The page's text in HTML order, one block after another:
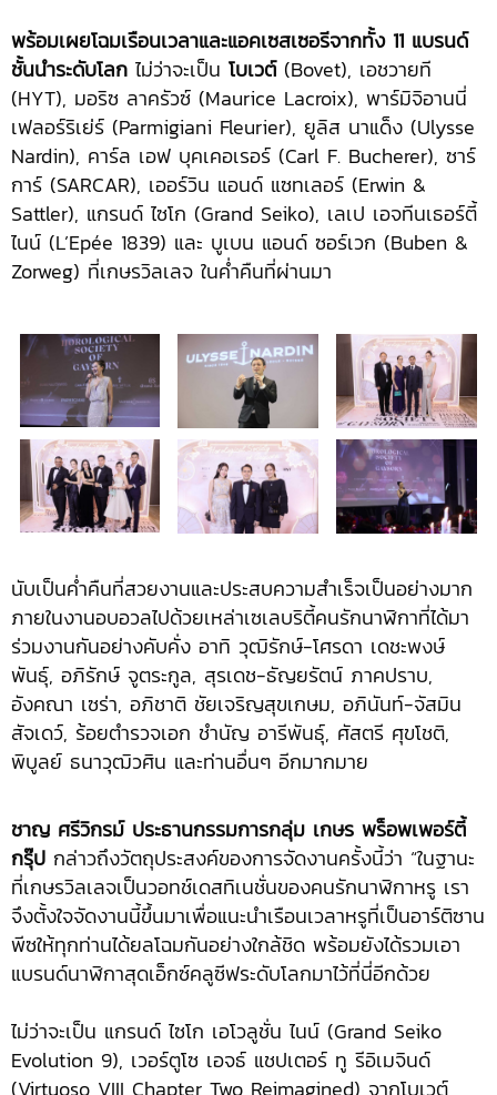
พร้อมเผยโฉมเรือนเวลาและแอคเซสเซอรีจากทั้ง 11 แบรนด์
ชั้นนำระดับโลก ไม่ว่าจะเป็น โบเวต์ (Bovet), เอชวายที
(HYT), มอริซ ลาครัวซ์ (Maurice Lacroix), พาร์มิจิอานนี่
เฟลอร์ริเย่ร์ (Parmigiani Fleurier), ยูลิส นาแด็ง (Ulysse
Nardin), คาร์ล เอฟ บุคเคอเรอร์ (Carl F. Bucherer), ซาร์
การ์ (SARCAR), เออร์วิน แอนด์ แซทเลอร์ (Erwin &
Sattler), แกรนด์ ไซโก (Grand Seiko), เลเป เอจทีนเธอร์ตี้
ไนน์ (L’Epée 1839) และ บูเบน แอนด์ ซอร์เวก (Buben &
Zorweg) ที่เกษรวิลเลจ ในค่ำคืนที่ผ่านมา
นับเป็นค่ำคืนที่สวยงานและประสบความสำเร็จเป็นอย่างมาก
ภายในงานอบอวลไปด้วยเหล่าเซเลบริตี้คนรักนาฬิกาที่ได้มา
ร่วมงานกันอย่างคับคั่ง อาทิ วุฒิรักษ์-โศรดา เดชะพงษ์
พันธุ์, อภิรักษ์ จูตระกูล, สุรเดช-ธัญยรัตน์ ภาคปราบ,
อังคณา เซร่า, อภิชาติ ชัยเจริญสุขเกษม, อภินันท์-จัสมิน
สัจเดว์, ร้อยตำรวจเอก ชำนัญ อารีพันธุ์, ศัสตรี ศุขโชติ,
พิบูลย์ ธนาวุฒิวศิน และท่านอื่นๆ อีกมากมาย
ชาญ ศรีวิกรม์ ประธานกรรมการกลุ่ม เกษร พร็อพเพอร์ตี้
กรุ๊ป กล่าวถึงวัตถุประสงค์ของการจัดงานครั้งนี้ว่า “ในฐานะ
ที่เกษรวิลเลจเป็นวอทช์เดสทิเนชั่นของคนรักนาฬิกาหรู เรา
จึงตั้งใจจัดงานนี้ขึ้นมาเพื่อแนะนำเรือนเวลาหรูที่เป็นอาร์ติซาน
พีซให้ทุกท่านได้ยลโฉมกันอย่างใกล้ชิด พร้อมยังได้รวมเอา
แบรนด์นาฬิกาสุดเอ็กซ์คลูซีฟระดับโลกมาไว้ที่นี่อีกด้วย
ไม่ว่าจะเป็น แกรนด์ ไซโก เอโวลูชั่น ไนน์ (Grand Seiko
Evolution 9), เวอร์ตูโซ เอจธ์ แชปเตอร์ ทู รีอิเมจินด์